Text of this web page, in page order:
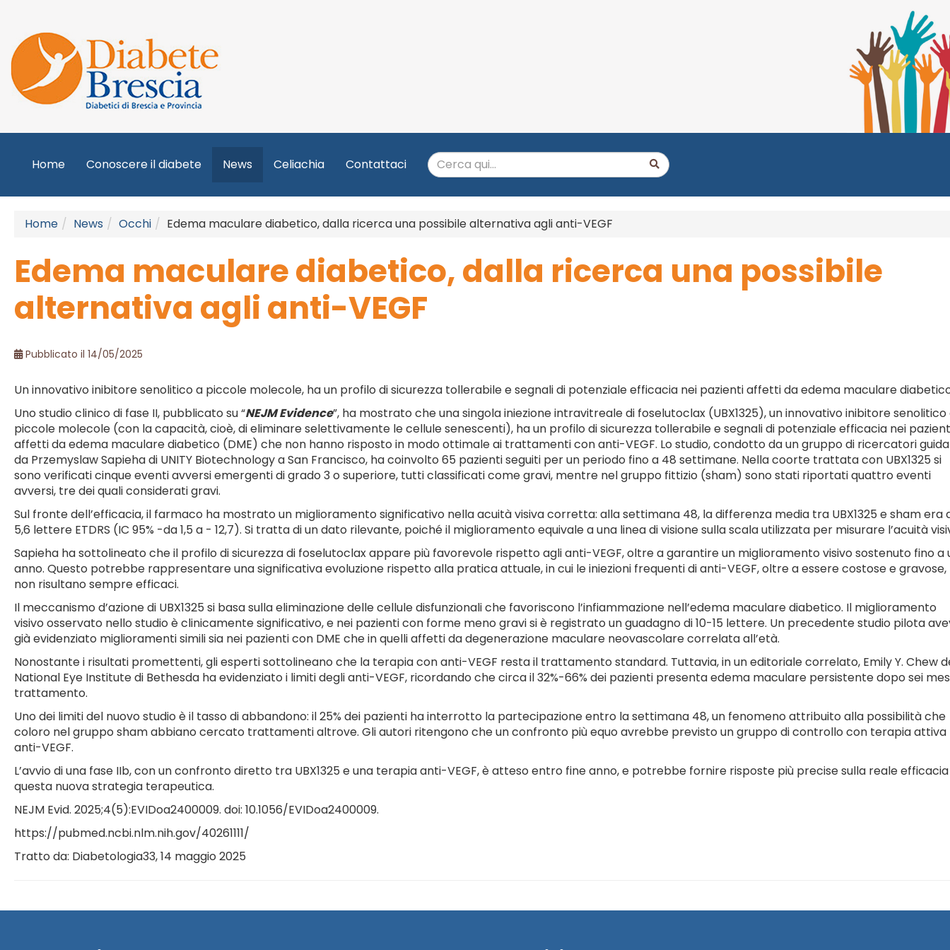
Home Conoscere il diabete News Celiachia Contattaci
Home News Occhi Edema maculare diabetico, dalla ricerca una possibile alternativa agli anti-VEGF
Edema maculare diabetico, dalla ricerca una possibile
alternativa agli anti-VEGF
Pubblicato il 14/05/2025
Un innovativo inibitore senolitico a piccole molecole, ha un profilo di sicurezza tollerabile e segnali di potenziale efficacia nei pazienti affetti da edema maculare
Uno studio clinico di fase II, pubblicato su “NEJM Evidence”, ha mostrato che una singola iniezione intravitreale di foselutoclax (UBX1325), un innovativo inibitore senolitico
piccole molecole (con la capacità, cioè, di eliminare selettivamente le cellule senescenti), ha un profilo di sicurezza tollerabile e segnali di potenziale efficacia nei
affetti da edema maculare diabetico (DME) che non hanno risposto in modo ottimale ai trattamenti con anti-VEGF. Lo studio, condotto da un gruppo di ricercatori
da Przemyslaw Sapieha di UNITY Biotechnology a San Francisco, ha coinvolto 65 pazienti seguiti per un periodo fino a 48 settimane. Nella coorte trattata con UBX1325 si
sono verificati cinque eventi avversi emergenti di grado 3 o superiore, tutti classificati come gravi, mentre nel gruppo fittizio (sham) sono stati riportati quattro eventi
avversi, tre dei quali considerati gravi.
Sul fronte dell’efficacia, il farmaco ha mostrato un miglioramento significativo nella acuità visiva corretta: alla settimana 48, la differenza media tra UBX1325 e sham era
5,6 lettere ETDRS (IC 95% -da 1,5 a - 12,7). Si tratta di un dato rilevante, poiché il miglioramento equivale a una linea di visione sulla scala utilizzata per misurare l’acuità
Sapieha ha sottolineato che il profilo di sicurezza di foselutoclax appare più favorevole rispetto agli anti-VEGF, oltre a garantire un miglioramento visivo sostenuto fino a
anno. Questo potrebbe rappresentare una significativa evoluzione rispetto alla pratica attuale, in cui le iniezioni frequenti di anti-VEGF, oltre a essere costose e gravose,
non risultano sempre efficaci.
Il meccanismo d’azione di UBX1325 si basa sulla eliminazione delle cellule disfunzionali che favoriscono l’infiammazione nell’edema maculare diabetico. Il miglioramento
visivo osservato nello studio è clinicamente significativo, e nei pazienti con forme meno gravi si è registrato un guadagno di 10-15 lettere. Un precedente studio pilota
già evidenziato miglioramenti simili sia nei pazienti con DME che in quelli affetti da degenerazione maculare neovascolare correlata all’età.
Nonostante i risultati promettenti, gli esperti sottolineano che la terapia con anti-VEGF resta il trattamento standard. Tuttavia, in un editoriale correlato, Emily Y. Chew
National Eye Institute di Bethesda ha evidenziato i limiti degli anti-VEGF, ricordando che circa il 32%-66% dei pazienti presenta edema maculare persistente dopo sei
trattamento.
Uno dei limiti del nuovo studio è il tasso di abbandono: il 25% dei pazienti ha interrotto la partecipazione entro la settimana 48, un fenomeno attribuito alla possibilità che
coloro nel gruppo sham abbiano cercato trattamenti altrove. Gli autori ritengono che un confronto più equo avrebbe previsto un gruppo di controllo con terapia attiva
anti-VEGF.
L’avvio di una fase IIb, con un confronto diretto tra UBX1325 e una terapia anti-VEGF, è atteso entro fine anno, e potrebbe fornire risposte più precise sulla reale
questa nuova strategia terapeutica.
NEJM Evid. 2025;4(5):EVIDoa2400009. doi: 10.1056/EVIDoa2400009.
https://pubmed.ncbi.nlm.nih.gov/40261111/
Tratto da: Diabetologia33, 14 maggio 2025